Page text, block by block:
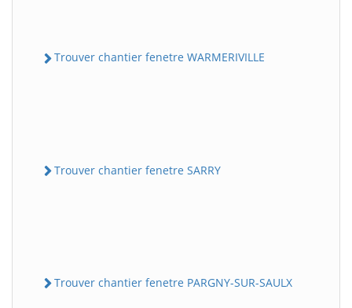
Trouver chantier fenetre WARMERIVILLE
Trouver chantier fenetre SARRY
Trouver chantier fenetre PARGNY-SUR-SAULX